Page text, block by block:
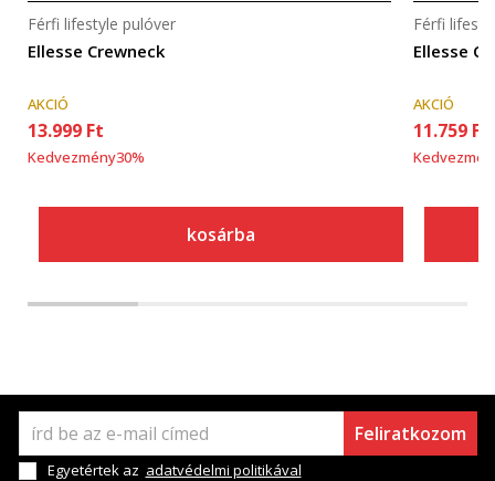
Ellesse Crewneck
Férfi lifestyle pulóver
AKCIÓ
13.999 Ft
Kedvezmény30%
kosárba
Ellesse
Férfi
AKCIÓ
11.759 Ft
Feliratkozom
Egyetértek az adatvédelmi politikával